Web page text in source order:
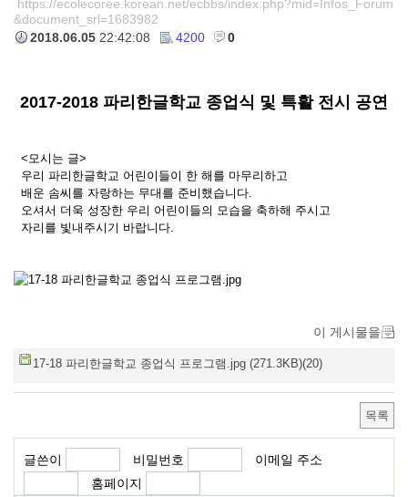
https://ecolecoree.korean.net/ecbbs/index.php?mid=Infos_Forum
&document_srl=1683982
2018.06.05 22:42:08 4200 0
2017-2018 파리한글학교 종업식 및 특활 전시 공연
<모시는 글>
우리 파리한글학교 어린이들이 한 해를 마무리하고
배운 솜씨를 자랑하는 무대를 준비했습니다.
오셔서 더욱 성장한 우리 어린이들의 모습을 축하해 주시고
자리를 빛내주시기 바랍니다.
이 게시물을
17-18 파리한글학교 종업식 프로그램.jpg (271.3KB)(20)
목록
글쓴이 비밀번호
이메일 주소
홈페이지